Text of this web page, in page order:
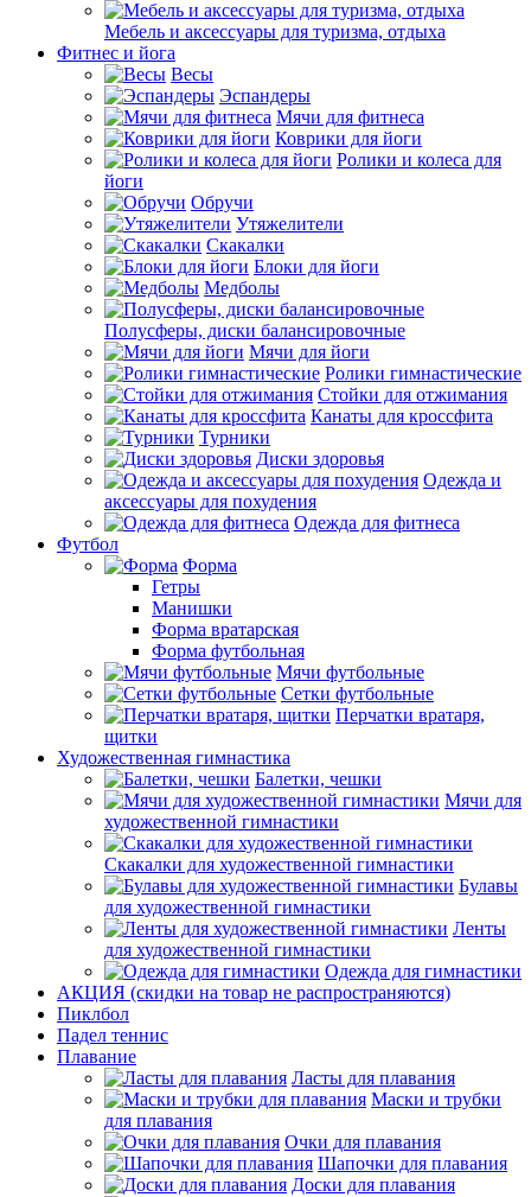
Мебель и аксессуары для туризма, отдыха
Фитнес и йога
Весы
Эспандеры
Мячи для фитнеса
Коврики для йоги
Ролики и колеса для
йоги
Обручи
Утяжелители
Скакалки
Блоки для йоги
Медболы
Полусферы, диски балансировочные
Мячи для йоги
Ролики гимнастические
Стойки для отжимания
Канаты для кроссфита
Турники
Диски здоровья
Одежда и
аксессуары для похудения
Одежда для фитнеса
Футбол
Форма
Гетры
Манишки
Форма вратарская
Форма футбольная
Мячи футбольные
Сетки футбольные
Перчатки вратаря,
щитки
Художественная гимнастика
Балетки, чешки
Мячи для
художественной гимнастики
Скакалки для художественной гимнастики
Булавы
для художественной гимнастики
Ленты
для художественной гимнастики
Одежда для гимнастики
АКЦИЯ (скидки на товар не распространяются)
Пиклбол
Падел теннис
Плавание
Ласты для плавания
Маски и трубки
для плавания
Очки для плавания
Шапочки для плавания
Доски для плавания